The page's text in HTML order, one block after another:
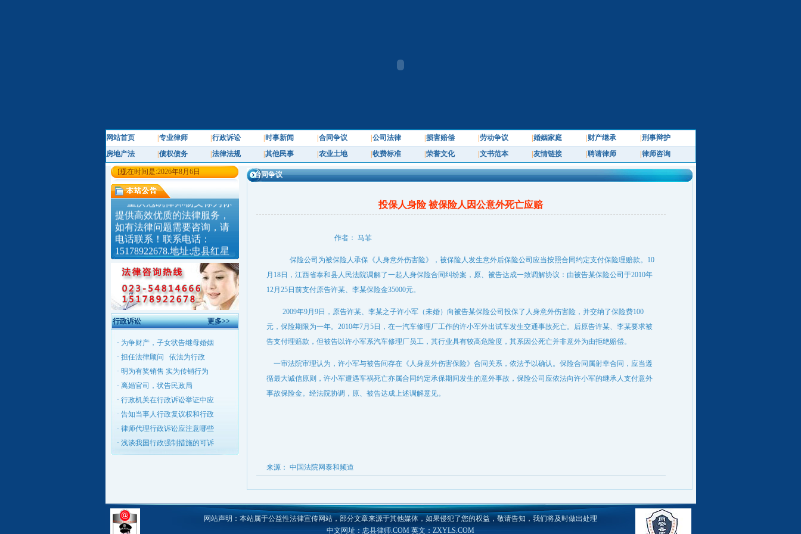
网站首页 专业律师 行政诉讼 时事新闻 合同争议 公司法律 损害赔偿 劳动争议 婚姻家庭 财产继承
刑事辩护
房地产法
债权债务 法律法规 其他民事 农业土地 收费标准 荣誉文化 文书范本 友情链接 聘请律师 律师咨询
现在时间是:2026年8月6日
重庆冠凯律师杨义禄为你
提供高效优质的法律服务，
如有法律问题需要咨询，请
电话联系！联系电话：
15178922678.地址:忠县红星
小区新华路4号附1号B栋二
楼（德源大厦.）
我所因业务发展，需招聘
律师数名，保证案源，待遇
较好，欢迎有司法资格的人
员前来应聘。联系电话：
15178922678（杨主任）
重庆律师、忠县律师杨义禄竭成为你
服务
行政诉讼 更多>>
· 为争财产，子女状告继母婚姻
· 担任法律顾问 依法为行政
· 明为有奖销售 实为传销行为
· 离婚官司，状告民政局
· 行政机关在行政诉讼举证中应
· 告知当事人行政复议权和行政
· 律师代理行政诉讼应注意哪些
· 浅谈我国行政强制措施的可诉
合同争议
投保人身险 被保险人因公意外死亡应赔
作者： 马菲
保险公司为被保险人承保《人身意外伤害险》，被保险人发生意外后保险公司应当按照合同约定支付保险理赔款。10
月18日，江西省泰和县人民法院调解了一起人身保险合同纠纷案，原、被告达成一致调解协议：由被告某保险公司于2010年
12月25日前支付原告许某、李某保险金35000元。
2009年9月9日，原告许某、李某之子许小军（未婚）向被告某保险公司投保了人身意外伤害险，并交纳了保险费100
元，保险期限为一年。2010年7月5日，在一汽车修理厂工作的许小军外出试车发生交通事故死亡。后原告许某、李某要求被
告支付理赔款，但被告以许小军系汽车修理厂员工，其行业具有较高危险度，其系因公死亡并非意外为由拒绝赔偿。
一审法院审理认为，许小军与被告间存在《人身意外伤害保险》合同关系，依法予以确认。保险合同属射幸合同，应当遵
循最大诚信原则，许小军遭遇车祸死亡亦属合同约定承保期间发生的意外事故，保险公司应依法向许小军的继承人支付意外
事故保险金。经法院协调，原、被告达成上述调解意见。
来源： 中国法院网泰和频道
网站声明：本站属于公益性法律宣传网站，部分文章来源于其他媒体，如果侵犯了您的权益，敬请告知，我们将及时做出处理
中文网址：忠县律师.COM 英文：ZXYLS.COM